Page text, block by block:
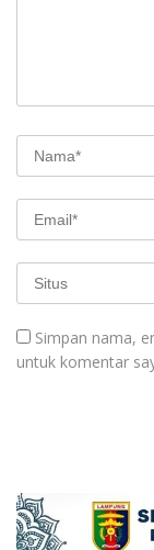
Simpan nama,
untuk komentar